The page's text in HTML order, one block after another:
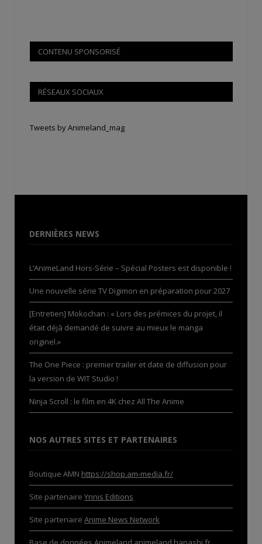
CONTENU SPONSORISÉ
RÉSEAUX SOCIAUX
Tweets by Animeland_mag
DERNIÈRES NEWS
L’AnimeLand Hors-Série – Spécial Posters est disponible !
Une nouvelle série TV Digimon en préparation pour 2027
[Entretien] Mokochan : « Lors des prémices du projet, il
était déjà demandé de suivre au mieux le manga
originel.»
The One Piece : premier trailer et date de diffusion pour
la version de WIT Studio !
Ninja Scroll : le film en 4K chez All The Anime
NOS AUTRES SITES ET PARTENAIRES
Boutique AMN https://shop.am-media.fr/
Site partenaire Ynnis Editions
Site partenaire Anime News Network